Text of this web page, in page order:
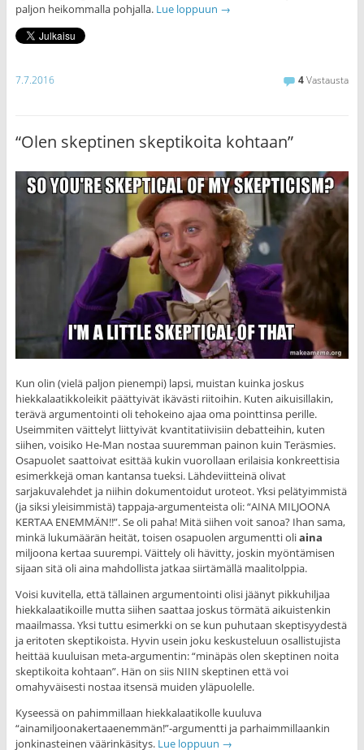
paljon heikommalla pohjalla. Lue loppuun →
7.7.2016 4Vastausta
“Olen skeptinen skeptikoita kohtaan”
Kun olin (vielä paljon pienempi) lapsi, muistan kuinka joskus
hiekkalaatikkoleikit päättyivät ikävästi riitoihin. Kuten aikuisillakin,
terävä argumentointi oli tehokeino ajaa oma pointtinsa perille.
Useimmiten väittelyt liittyivät kvantitatiivisiin debatteihin, kuten
siihen, voisiko He-Man nostaa suuremman painon kuin Teräsmies.
Osapuolet saattoivat esittää kukin vuorollaan erilaisia konkreettisia
esimerkkejä oman kantansa tueksi. Lähdeviitteinä olivat
sarjakuvalehdet ja niihin dokumentoidut uroteot. Yksi pelätyimmistä
(ja siksi yleisimmistä) tappaja-argumenteista oli: “AINA MILJOONA
KERTAA ENEMMÄN!!”. Se oli paha! Mitä siihen voit sanoa? Ihan sama,
minkä lukumäärän heität, toisen osapuolen argumentti oliaina
miljoona kertaa suurempi. Väittely oli hävitty, joskin myöntämisen
sijaan sitä oli aina mahdollista jatkaa siirtämällä maalitolppia.
Voisi kuvitella, että tällainen argumentointi olisi jäänyt pikkuhiljaa
hiekkalaatikoille mutta siihen saattaa joskus törmätä aikuistenkin
maailmassa. Yksi tuttu esimerkki on se kun puhutaan skeptisyydestä
ja eritoten skeptikoista. Hyvin usein joku keskusteluun osallistujista
heittää kuuluisan meta-argumentin: “minäpäs olen skeptinen noita
skeptikoita kohtaan”. Hän on siis NIIN skeptinen että voi
omahyväisesti nostaa itsensä muiden yläpuolelle.
Kyseessä on pahimmillaan hiekkalaatikolle kuuluva
“ainamiljoonakertaaenemmän!”-argumentti ja parhaimmillaankin
jonkinasteinen väärinkäsitys. Lue loppuun →